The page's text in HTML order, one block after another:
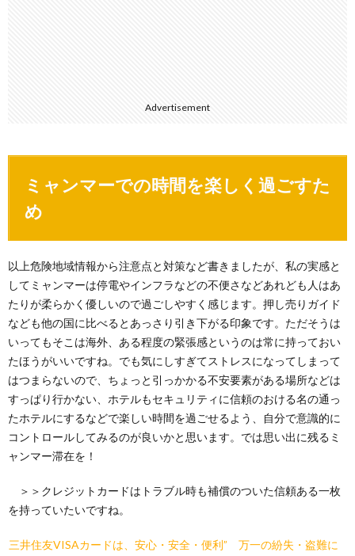
Advertisement
ミャンマーでの時間を楽しく過ごすた
め
以上危険地域情報から注意点と対策など書きましたが、私の実感と
してミャンマーは停電やインフラなどの不便さなどあれども人はあ
たりが柔らかく優しいので過ごしやすく感じます。押し売りガイド
なども他の国に比べるとあっさり引き下がる印象です。ただそうは
いってもそこは海外、ある程度の緊張感というのは常に持っておい
たほうがいいですね。でも気にしすぎてストレスになってしまって
はつまらないので、ちょっと引っかかる不安要素がある場所などは
すっぱり行かない、ホテルもセキュリティに信頼のおける名の通っ
たホテルにするなどで楽しい時間を過ごせるよう、自分で意識的に
コントロールしてみるのが良いかと思います。では思い出に残るミ
ャンマー滞在を！
＞＞クレジットカードはトラブル時も補償のついた信頼ある一枚
を持っていたいですね。
三井住友VISAカードは、安心・安全・便利” 万一の紛失・盗難に